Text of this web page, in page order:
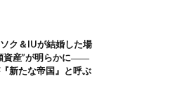
ク＆IUが結婚した場
資産”が明らかに――
新たな帝国』と呼ぶ